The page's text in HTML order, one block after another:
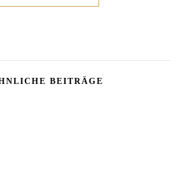
BEITRÄGE